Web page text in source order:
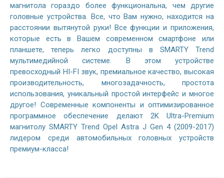
магнитола гораздо более функциональна, чем другие
головные устройства. Все, что Вам нужно, находится на
расстоянии вытянутой руки! Все функции и приложения,
которые есть в Вашем современном смартфоне или
планшете, теперь легко доступны в SMARTY Trend
мультимедийной системе. В этом устройстве
превосходный HI-FI звук, премиальное качество, высокая
производительность, многозадачность, простота
использования, уникальный простой интерфейс и многое
другое! Современные компоненты и оптимизированное
программное обеспечение делают 2K Ultra-Premium
магнитолу SMARTY Trend Opel Astra J Gen 4 (2009-2017)
лидером среди автомобильных головных устройств
премиум-класса!